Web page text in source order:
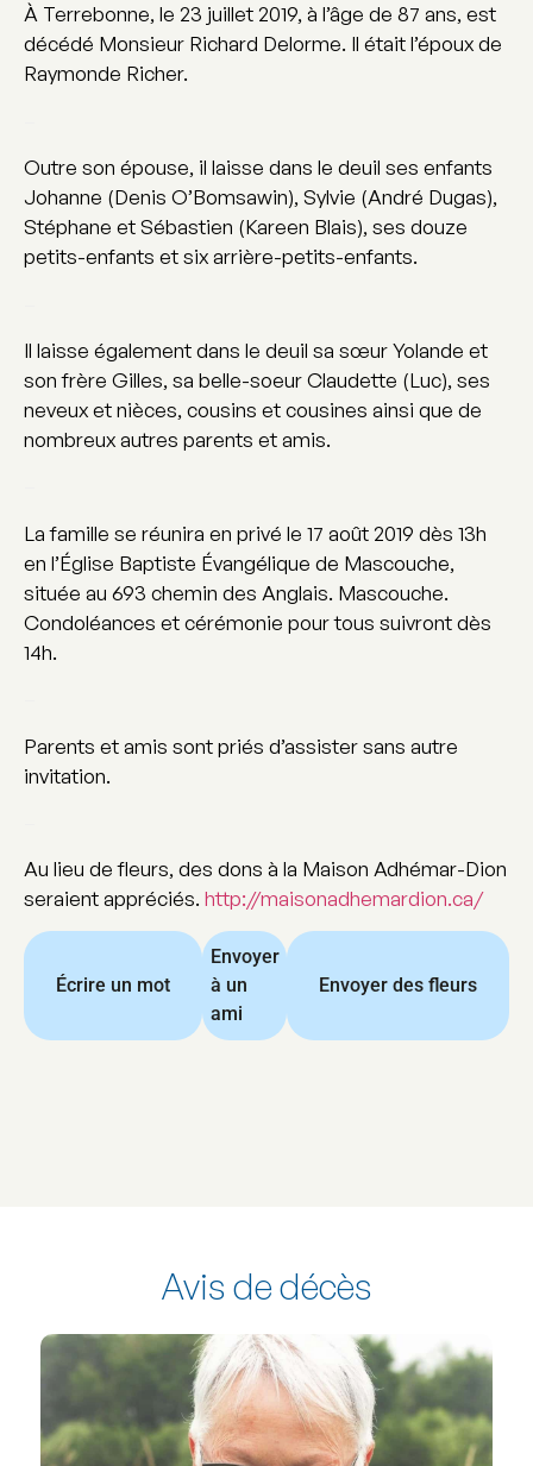
À Terrebonne, le 23 juillet 2019, à l’âge de 87 ans, est
décédé Monsieur Richard Delorme. Il était l’époux de
Raymonde Richer.
Outre son épouse, il laisse dans le deuil ses enfants
Johanne (Denis O’Bomsawin), Sylvie (André Dugas),
Stéphane et Sébastien (Kareen Blais), ses douze
petits-enfants et six arrière-petits-enfants.
Il laisse également dans le deuil sa sœur Yolande et
son frère Gilles, sa belle-soeur Claudette (Luc), ses
neveux et nièces, cousins et cousines ainsi que de
nombreux autres parents et amis.
La famille se réunira en privé le 17 août 2019 dès 13h
en l’Église Baptiste Évangélique de Mascouche,
située au 693 chemin des Anglais. Mascouche.
Condoléances et cérémonie pour tous suivront dès
14h.
Parents et amis sont priés d’assister sans autre
invitation.
Au lieu de fleurs, des dons à la Maison Adhémar-Dion
seraient appréciés. http://maisonadhemardion.ca/
Écrire un mot
Envoyer
à un
ami
Envoyer des fleurs
Avis de décès